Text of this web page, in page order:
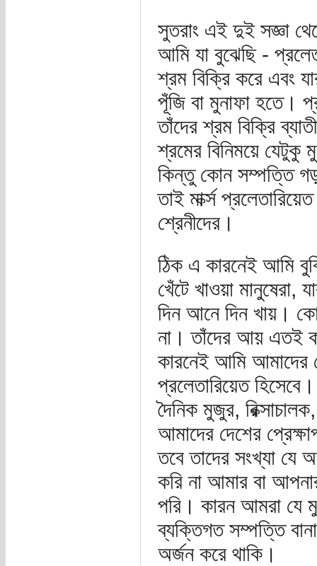
সুতরাং এই দুই সজ্ঞা
আমি যা বুঝেছি -
শ্রম বিক্রি করে এবং
পূঁজি বা মুনাফা হতে।
তাঁদের শ্রম বিক্রি
শ্রমের বিনিময়ে যেটুকু
কিন্তু কোন সম্পত্তি
তাই মার্ক্স
শ্রেনীদের।
ঠিক এ কারনেই আমি
খেঁটে খাওয়া মানুষেরা,
দিন আনে দিন খায়।
না। তাঁদের আয় এতই
কারনেই আমি আমাদের
প্রলেতারিয়েত হিসেবে।
দৈনিক মুজুর,
আমাদের দেশের
তবে তাদের সংখ্যা
করি না আমার বা
পরি। কারন আমরা যে
ব্যক্তিগত সম্পত্তি
অর্জন করে থাকি।